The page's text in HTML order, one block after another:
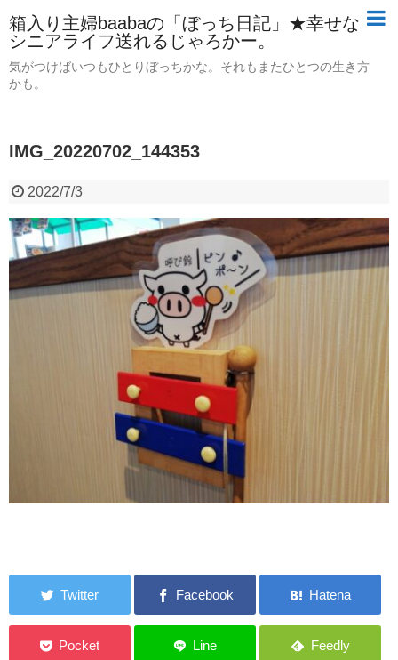
箱入り主婦baabaの「ぼっち日記」★幸せな
シニアライフ送れるじゃろかー。
気がつけばいつもひとりぼっちかな。それもまたひとつの生き方
かも。
IMG_20220702_144353
2022/7/3